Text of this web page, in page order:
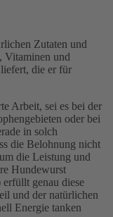
Zutaten und
Vitaminen und
die er für
Arbeit, sei es bei der
oder bei
in solch
die Belohnung nicht
die Leistung und
Hundewurst
genau diese
und der natürlichen
Energie tanken